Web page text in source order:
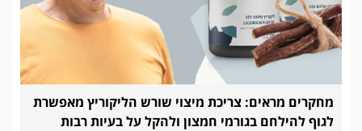
מחקרים מראים: צריכת מיצוי שורש הליקוריץ מאפשרת
לגוף להילחם בגורמי חמצון ולהקל על בעיות רבות